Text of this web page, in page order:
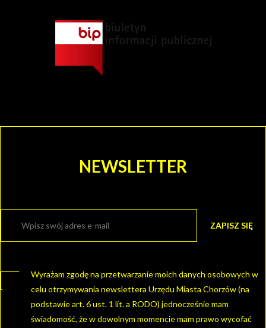
NEWSLETTER
Wyrażam zgodę na przetwarzanie moich danych osobowych w
celu otrzymywania newslettera Urzędu Miasta Chorzów (na
podstawie art. 6 ust. 1 lit. a RODO) jednocześnie mam
świadomość, że w dowolnym momencie mam prawo wycofać